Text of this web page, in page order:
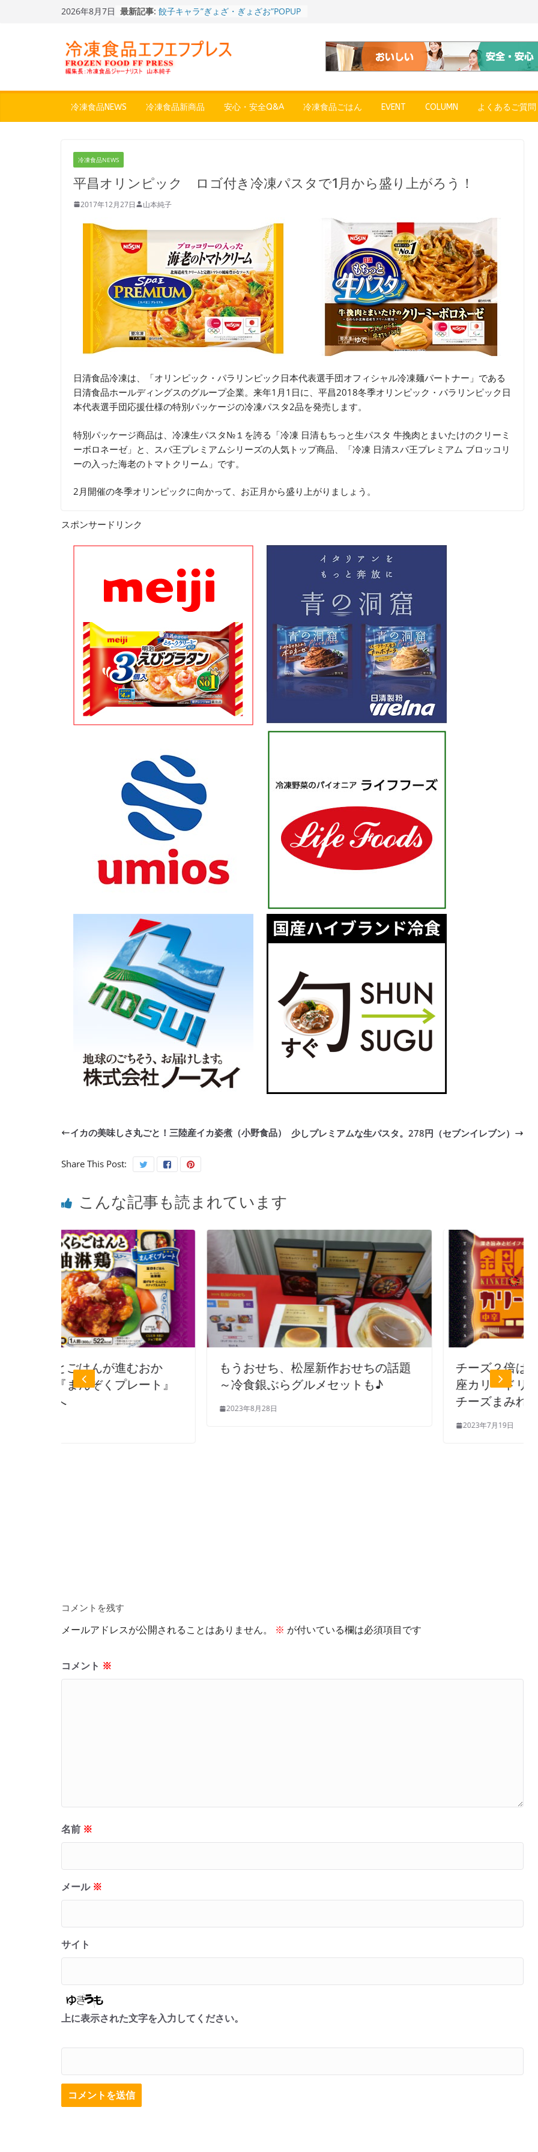
2026年8月7日 最新記事: 餃子キャラ”ぎょざ・ぎょざお”POPUP
「CHEESE WONDER」5周年～夏に限
定さわやかフレーバー「CHEESE
WONDER YELLOW」復刻発売中
どん兵衛 大盛 きつねうどん」
「同 肉うどん」
冷凍ワンプレート№1のニップン、9月
から新ブランド『ニップン、彩りごは
ん。』～”おいしさ”をアピール
冷凍食品NEWS 冷凍食品新商品 安心・安全Q&A 冷凍食品ごはん EVENT COLUMN よくあるご質問
冷凍食品NEWS
平昌オリンピック ロゴ付き冷凍パスタで1月から盛り上がろう！
2017年12月27日 山本純子
日清食品冷凍は、「オリンピック・パラリンピック日本代表選手団オフィシャル冷凍麺パートナー」である
日清食品ホールディングスのグループ企業。来年1月1日に、平昌2018冬季オリンピック・パラリンピック日
本代表選手団応援仕様の特別パッケージの冷凍パスタ2品を発売します。
特別パッケージ商品は、冷凍生パスタ№１を誇る「冷凍 日清もちっと生パスタ 牛挽肉とまいたけのクリーミ
ーボロネーゼ」と、スパ王プレミアムシリーズの人気トップ商品、「冷凍 日清スパ王プレミアム ブロッコリ
ーの入った海老のトマトクリーム」です。
2月開催の冬季オリンピックに向かって、お正月から盛り上がりましょう。
スポンサードリンク
イカの美味しさ丸ごと！三陸産イカ姿煮（小野食品） 少しプレミアムな生パスタ。278円（セブンイレブン）
Share This Post:
こんな記事も読まれています
もうおせち、松屋新作おせちの話題
～冷食銀ぶらグルメセットも♪
チーズ２倍は嬉しい 明治から「銀
座カリードリア ２個入 数量限定
チーズまみれ」７月下旬発売
コメントを残す
メールアドレスが公開されることはありません。 ※ が付いている欄は必須項目です
コメント ※
名前 ※
メール ※
サイト
上に表示された文字を入力してください。